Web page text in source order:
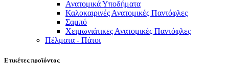
Ανατομικά Υποδήματα
Καλοκαιρινές Ανατομικές Παντόφλες
Σαμπό
Χειμωνιάτικες Ανατομικές Παντόφλες
Πέλματα - Πάτοι
Ετικέτες προϊόντος